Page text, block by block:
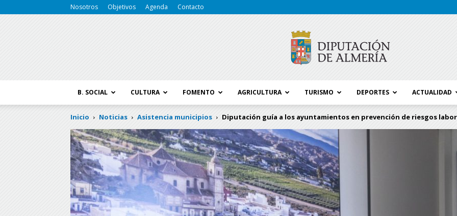
Nosotros Objetivos Agenda Contacto
B. SOCIAL CULTURA FOMENTO AGRICULTURA TURISMO DEPORTES ACTUALIDAD
Inicio Noticias Asistencia municipios Diputación guía a los ayuntamientos en prevención de riesgos